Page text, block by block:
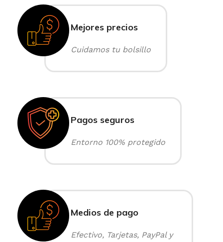
Mejores precios
Cuidamos tu bolsillo
Pagos seguros
Entorno 100% protegido
Medios de pago
Efectivo, Tarjetas, PayPal y